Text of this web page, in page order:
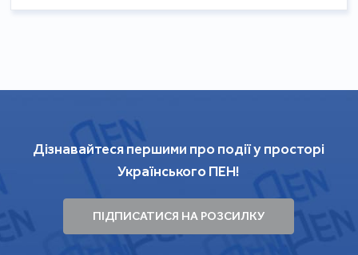
Дізнавайтеся першими про події у просторі
Українського ПЕН!
ПІДПИСАТИСЯ НА РОЗСИЛКУ